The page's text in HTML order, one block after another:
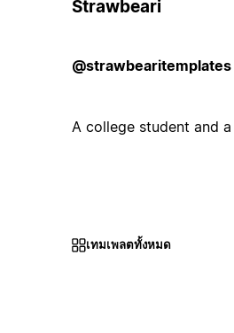
Strawbeari
@strawbearitemplates
A college student and
เทมเพลตทั้งหมด